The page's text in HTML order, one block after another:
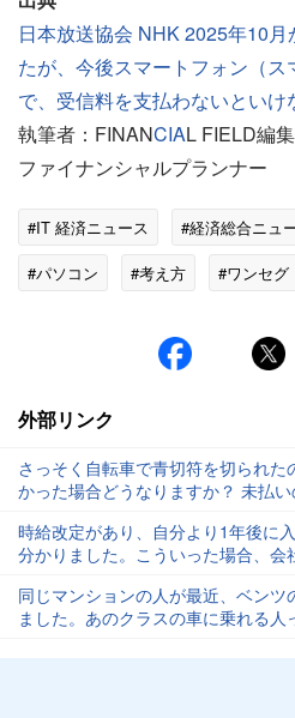
日本放送協会 NHK 2025年10
たが、今後スマートフォン（
で、受信料を支払わないといけ
執筆者：FINANCIAL FIELD編
ファイナンシャルプランナー
#IT 経済ニュース #経済総合ニュ
#パソコン
#考え方 #ワンセグ
外部リンク
さっそく自転車で青切符を切られ
かった場合どうなりますか？ 未払い
時給改定があり、自分より1年後に
分かりました。こういった場合、会
同じマンションの人が最近、ベンツ
ました。あのクラスの車に乗れる